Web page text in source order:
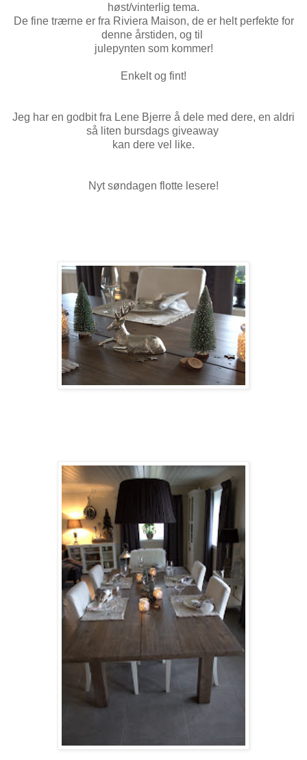
høst/vinterlig tema.
De fine trærne er fra Riviera Maison, de er helt perfekte for
denne årstiden, og til
julepynten som kommer!
Enkelt og fint!
Jeg har en godbit fra Lene Bjerre å dele med dere, en aldri
så liten bursdags giveaway
kan dere vel like.
Nyt søndagen flotte lesere!